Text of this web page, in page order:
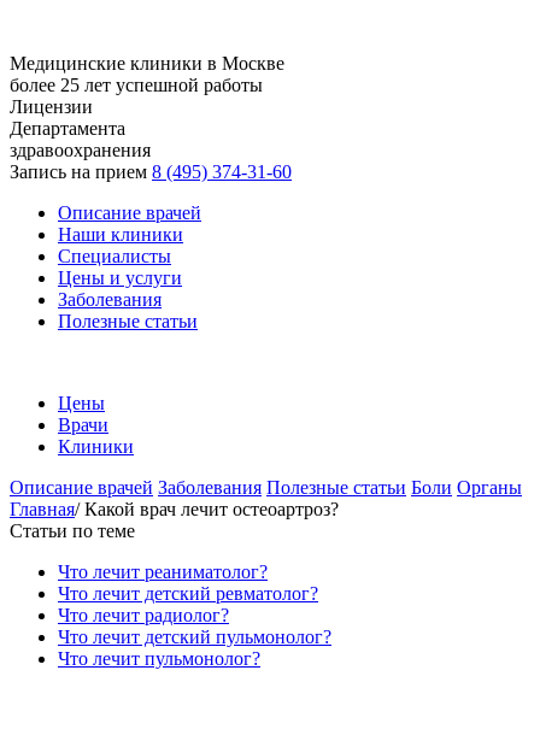
Медицинские клиники в Москве
более 25 лет успешной работы
Лицензии
Департамента
здравоохранения
Запись на прием 8 (495) 374-31-60
Описание врачей
Наши клиники
Специалисты
Цены и услуги
Заболевания
Полезные статьи
Цены
Врачи
Клиники
Описание врачей Заболевания Полезные статьи Боли Органы
Главная/Какой врач лечит остеоартроз?
Статьи по теме
Что лечит реаниматолог?
Что лечит детский ревматолог?
Что лечит радиолог?
Что лечит детский пульмонолог?
Что лечит пульмонолог?